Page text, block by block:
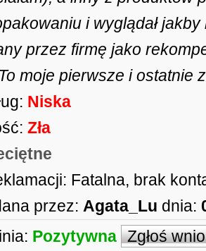
i wyglądał jakby
przez firmę jako
moje pierwsze i ostatnie
Niska
Zła
Fatalna, brak
przez: Agata_Lu dnia:
Pozytywna Zgłoś